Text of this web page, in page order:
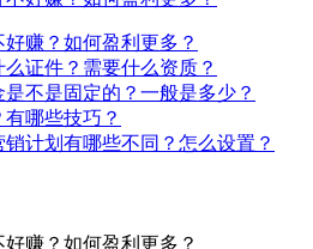
赚？如何盈利更多？
证件？需要什么资质？
不是固定的？一般是多少？
哪些技巧？
计划有哪些不同？怎么设置？
赚？如何盈利更多？